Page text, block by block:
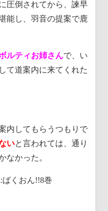
圧倒されてから、諫早
能し、羽音の提案で鹿
ルティお姉さんで、い
て道案内に来てくれた
内してもらうつもりで
いと言われては、通り
なかった。
くおん!!8巻